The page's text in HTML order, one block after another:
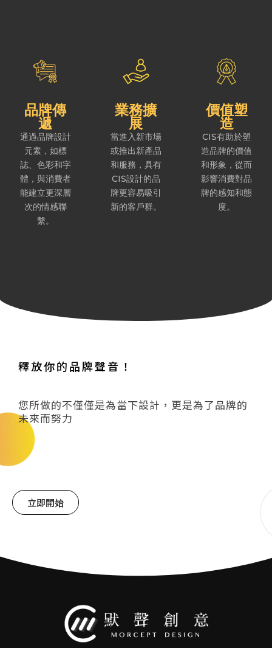
品牌傳
遞
通過品牌設計
元素，如標
誌、色彩和字
體，與消費者
能建立更深層
次的情感聯
繫。
業務擴
展
當進入新市場
或推出新產品
和服務，具有
CIS設計的品
牌更容易吸引
新的客戶群。
價值塑
造
CIS有助於塑
造品牌的價值
和形象，從而
影響消費對品
牌的感知和態
度。
釋放你的品牌聲音！
您所做的不僅僅是為當下設計，更是為了品牌的
未來而努力
立即開始